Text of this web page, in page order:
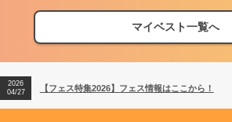
マイベスト一覧へ
【フェス特集2026】フェス情報はここから！
【ライブ動員ランキング】2026年上半期編発表！
2026
04/27
【フェス特集2026】フェス情報はここから！
2026